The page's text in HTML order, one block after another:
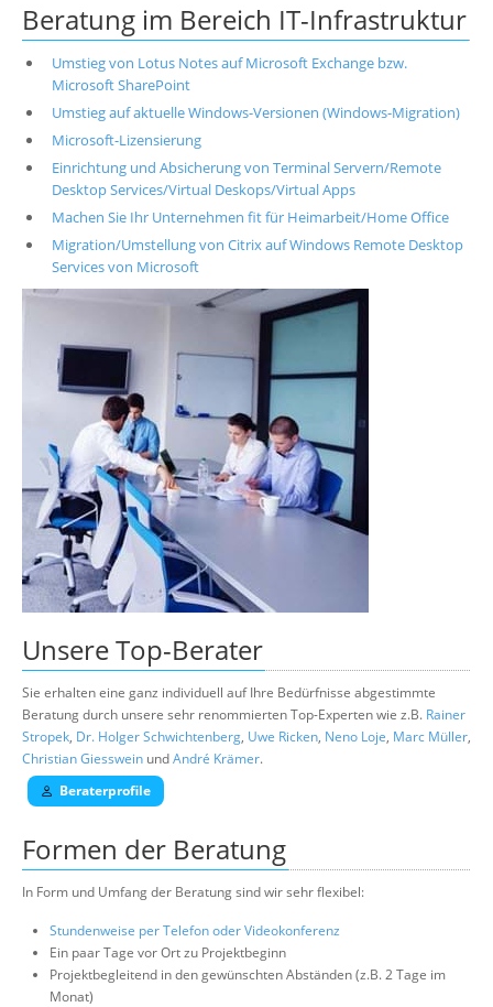
Beratung im Bereich IT-Infrastruktur
Umstieg von Lotus Notes auf Microsoft Exchange bzw.
Microsoft SharePoint
Umstieg auf aktuelle Windows-Versionen (Windows-Migration)
Microsoft-Lizensierung
Einrichtung und Absicherung von Terminal Servern/Remote
Desktop Services/Virtual Deskops/Virtual Apps
Machen Sie Ihr Unternehmen fit für Heimarbeit/Home Office
Migration/Umstellung von Citrix auf Windows Remote Desktop
Services von Microsoft
UnsereTop-Berater
Sie erhalten eine ganz individuell auf Ihre Bedürfnisse abgestimmte
Beratung durch unsere sehr renommierten Top-Experten wie z.B. Rainer
Stropek, Dr. Holger Schwichtenberg, Uwe Ricken, Neno Loje, Marc Müller,
Christian Giesswein undAndré Krämer.
Beraterprofile
Formen der Beratung
In Form und Umfang der Beratung sind wir sehr flexibel:
Stundenweise per Telefon oder Videokonferenz
Ein paar Tage vor Ort zu Projektbeginn
Projektbegleitend in den gewünschten Abständen (z.B. 2 Tage im
Monat)